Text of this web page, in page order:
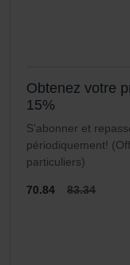
Obtenez votre
15%
S’abonner et
périodiquement!
particuliers)
70.84 83.34